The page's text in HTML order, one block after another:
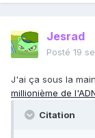
Jesrad
Posté 19
J'ai ça sous la
millionième de
Citation